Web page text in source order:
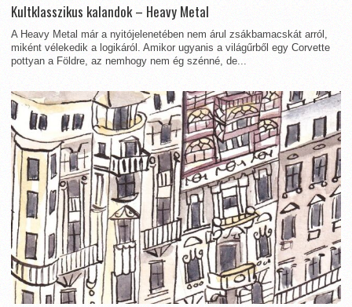
Kultklasszikus kalandok – Heavy Metal
A Heavy Metal már a nyitójelenetében nem árul zsákbamacskát arról,
miként vélekedik a logikáról. Amikor ugyanis a világűrből egy Corvette
pottyan a Földre, az nemhogy nem ég szénné, de...